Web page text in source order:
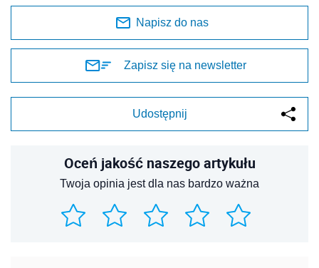
Napisz do nas
Zapisz się na newsletter
Udostępnij
Oceń jakość naszego artykułu
Twoja opinia jest dla nas bardzo ważna